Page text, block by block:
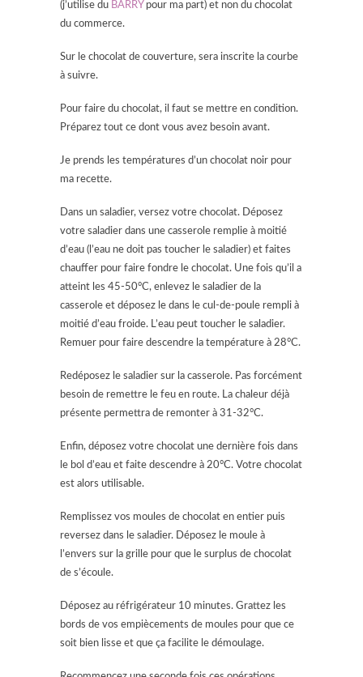
(j’utilise du BARRYpour ma part) et non du chocolat
du commerce.
Sur le chocolat de couverture, sera inscrite la courbe
à suivre.
Pour faire du chocolat, il faut se mettre en condition.
Préparez tout ce dont vous avez besoin avant.
Je prends les températures d’un chocolat noir pour
ma recette.
Dans un saladier, versez votre chocolat. Déposez
votre saladier dans une casserole remplie à moitié
d’eau (l’eau ne doit pas toucher le saladier) et faites
chauffer pour faire fondre le chocolat. Une fois qu’il a
atteint les 45-50°C, enlevez le saladier de la
casserole et déposez le dans le cul-de-poule rempli à
moitié d’eau froide. L’eau peut toucher le saladier.
Remuer pour faire descendre la température à 28°C.
Redéposez le saladier sur la casserole. Pas forcément
besoin de remettre le feu en route. La chaleur déjà
présente permettra de remonter à 31-32°C.
Enfin, déposez votre chocolat une dernière fois dans
le bol d’eau et faite descendre à 20°C. Votre chocolat
est alors utilisable.
Remplissez vos moules de chocolat en entier puis
reversez dans le saladier. Déposez le moule à
l’envers sur la grille pour que le surplus de chocolat
de s’écoule.
Déposez au réfrigérateur 10 minutes. Grattez les
bords de vos empiècements de moules pour que ce
soit bien lisse et que ça facilite le démoulage.